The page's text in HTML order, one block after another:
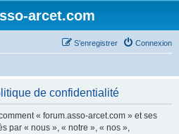
arcet.com
Connexion
S’enregistrer
de confidentialité
« forum.asso-arcet.com » et ses
par « nous », « notre », « nos »,